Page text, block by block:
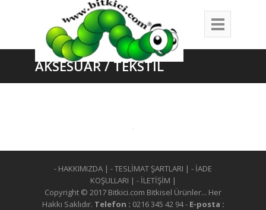
AKSESUAR / TEKSTİL
- HAKKIMIZDA | - TESLİMAT ŞARTLARI | - İADE
KOŞULLARI | - İLETİŞİM |
Copyright © 2017 Bitkici.com Bitkisel Ürünler... Her
Hakkı Saklıdır. Telefon : 0216 345 42 94 - E-posta :